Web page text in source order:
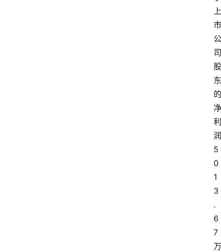
上
市
公
司
股
东
的
净
利
润
5
0
1
3
.
6
7
万